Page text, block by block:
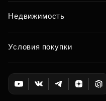
Недвижимость
Условия покупки